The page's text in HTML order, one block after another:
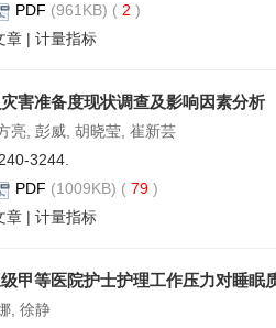
PDF (961KB) ( 2 )
章 | 计量指标
害准备度现状调查及影响因素分析
亮, 彭威, 胡晓莹, 崔新芸
3244.
PDF (1009KB) ( 79 )
章 | 计量指标
甲等医院护士护理工作压力对睡眠
, 徐静